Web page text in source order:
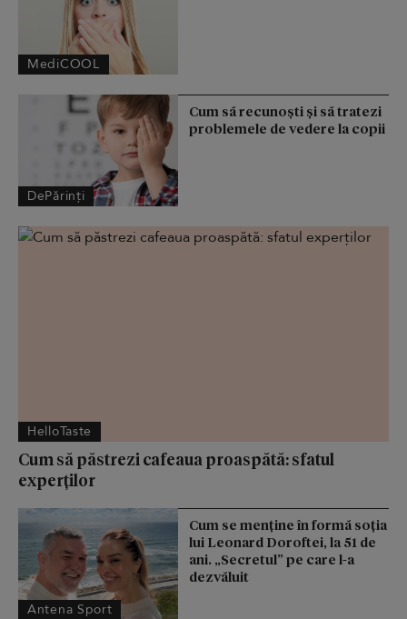
MediCOOL
DePărinți
Cum să recunoști și să tratezi
problemele de vedere la copii
HelloTaste
Cum să păstrezi cafeaua proaspătă: sfatul
experților
Antena Sport
Cum se menţine în formă soţia
lui Leonard Doroftei, la 51 de
ani. „Secretul” pe care l-a
dezvăluit